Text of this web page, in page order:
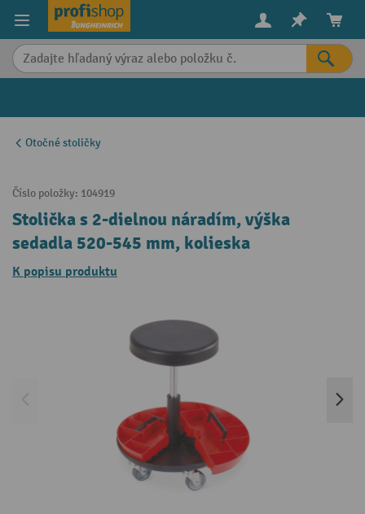
content
Otočné stoličky
Číslo položky: 104919
Stolička s 2-dielnou náradím, výška
sedadla 520-545 mm, kolieska
K popisu produktu